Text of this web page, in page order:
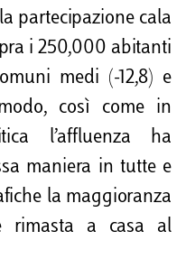
partecipazione cala
i 250,000 abitanti
medi (-12,8) e
così come in
l’affluenza ha
maniera in tutte e
la maggioranza
rimasta a casa al